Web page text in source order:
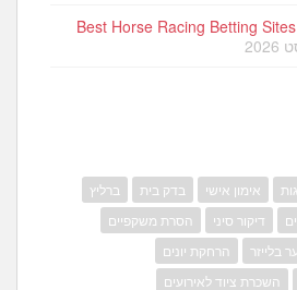
Best Horse Racing Betting
אימון אישי בדק בית
ברליץ
דיקור סיני
הסרת משקפיים
בלייזר
הרחקת יונים
השכרת ציוד לאירועים